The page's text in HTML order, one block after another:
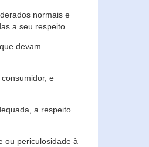
normais e
a seu respeito.
devam
e
a respeito
ou periculosidade à